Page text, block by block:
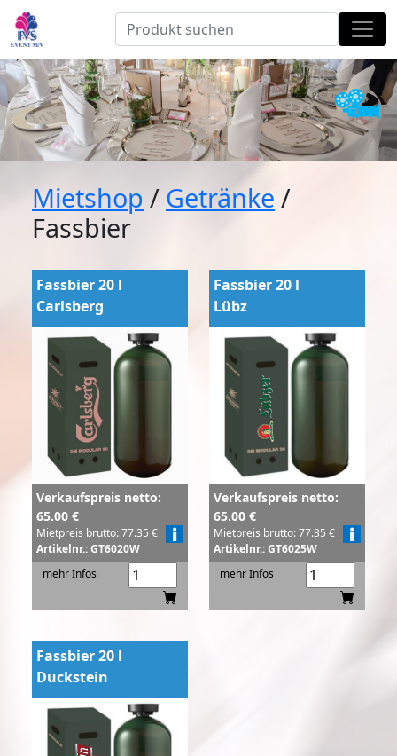
Mietshop / Getränke /
Fassbier
Fassbier 20 l
Carlsberg
Verkaufspreis netto:
65.00 €
Mietpreis brutto: 77.35 €
Artikelnr.: GT6020W
mehr Infos
Fassbier 20 l
Lübz
Verkaufspreis netto:
65.00 €
Mietpreis brutto: 77.35 €
Artikelnr.: GT6025W
mehr Infos
Fassbier 20 l
Duckstein